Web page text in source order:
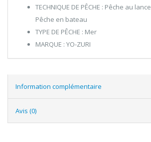
TECHNIQUE DE PÊCHE : Pêche au
Pêche en bateau
TYPE DE PÊCHE : Mer
MARQUE : YO-ZURI
Information complémentaire
Avis (0)